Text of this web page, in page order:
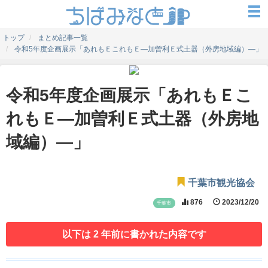
トップ
まとめ記事一覧
令和5年度企画展示「あれもＥこれもＥ―加曽利Ｅ式土器（外房地域編）―」
令和5年度企画展示「あれもＥこ
れもＥ―加曽利Ｅ式土器（外房地
域編）―」
千葉市観光協会
千葉市 876 2023/12/20
以下は 2 年前に書かれた内容です